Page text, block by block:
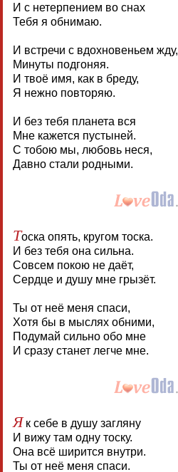
И с нетерпением во снах
Тебя я обнимаю.
И встречи с вдохновеньем жду,
Минуты подгоняя.
И твоё имя, как в бреду,
Я нежно повторяю.
И без тебя планета вся
Мне кажется пустыней.
С тобою мы, любовь неся,
Давно стали родными.
Тоска опять, кругом тоска.
И без тебя она сильна.
Совсем покою не даёт,
Сердце и душу мне грызёт.
Ты от неё меня спаси,
Хотя бы в мыслях обними,
Подумай сильно обо мне
И сразу станет легче мне.
Як себе в душу загляну
И вижу там одну тоску.
Она всё ширится внутри.
Ты от неё меня спаси.